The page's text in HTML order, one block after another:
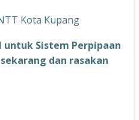
Kota Kupang
untuk Sistem Perpipaan
dan rasakan